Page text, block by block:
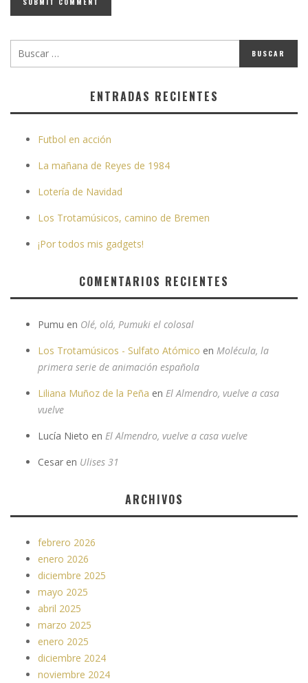
ENTRADAS RECIENTES
Futbol en acción
La mañana de Reyes de 1984
Lotería de Navidad
Los Trotamúsicos, camino de Bremen
¡Por todos mis gadgets!
COMENTARIOS RECIENTES
Pumu en Olé, olá, Pumuki el colosal
Los Trotamúsicos - Sulfato Atómico en Molécula, la
primera serie de animación española
Liliana Muñoz de la Peña en El Almendro, vuelve a casa
vuelve
Lucía Nieto en El Almendro, vuelve a casa vuelve
Cesar en Ulises 31
ARCHIVOS
febrero 2026
enero 2026
diciembre 2025
mayo 2025
abril 2025
marzo 2025
enero 2025
diciembre 2024
noviembre 2024